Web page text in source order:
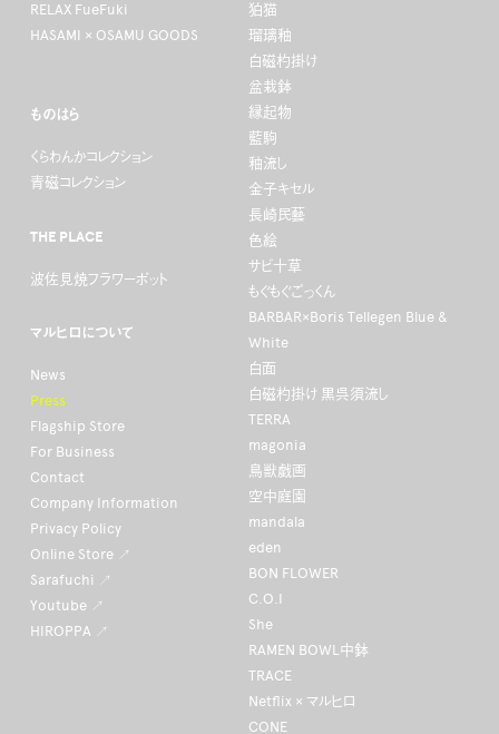
RELAX FueFuki
HASAMI × OSAMU GOODS
狛猫
瑠璃釉
白磁杓掛け
盆栽鉢
縁起物
藍駒
釉流し
金子キセル
長崎民藝
色絵
サビ十草
もぐもぐごっくん
BARBAR×Boris Tellegen Blue &
White
白面
白磁杓掛け 黒呉須流し
TERRA
magonia
鳥獣戯画
空中庭園
mandala
eden
BON FLOWER
C.O.I
She
RAMEN BOWL中鉢
TRACE
Netflix × マルヒロ
CONE
ものはら
くらわんかコレクション
青磁コレクション
THE PLACE
波佐見焼フラワーポット
マルヒロについて
News
Press
Flagship Store
For Business
Contact
Company Information
Privacy Policy
Online Store ↗
Sarafuchi ↗
Youtube ↗
HIROPPA ↗